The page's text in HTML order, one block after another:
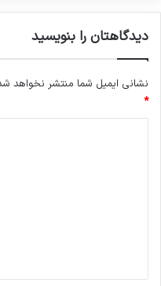
دیدگاهتان را بنویسید
نشانی ایمیل شما منتشر نخواهد
*